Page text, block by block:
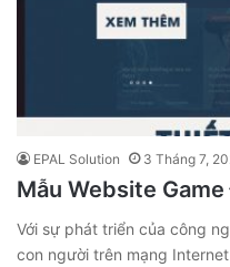
EPAL Solution 3 Tháng 7,
Mẫu Website
Với sự phát triển của công
con người trên mạng